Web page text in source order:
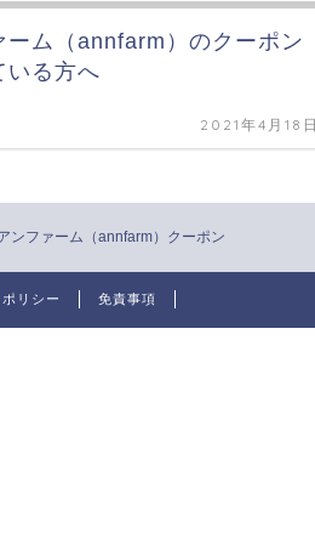
ーム（annfarm）のクーポン
いる方へ
2021年4月18
ンファーム（annfarm）クーポン
リシー 免責事項